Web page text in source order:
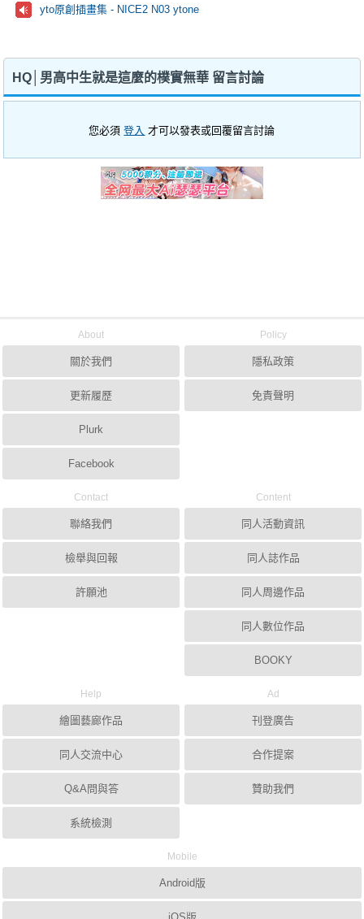
yto原創插畫集 - NICE2 N03 ytone
HQ│男高中生就是這麼的樸實無華 留言討論
您必須登入 才可以發表或回覆留言討論
About
關於我們
更新履歷
Plurk
Facebook
Policy
隱私政策
免責聲明
Contact
聯絡我們
檢舉與回報
許願池
Content
同人活動資訊
同人誌作品
同人周邊作品
同人數位作品
BOOKY
Help
繪圖藝廊作品
同人交流中心
Q&A問與答
系統檢測
Ad
刊登廣告
合作提案
贊助我們
Mobile
Android版